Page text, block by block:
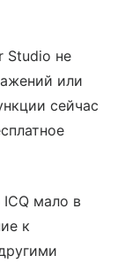
Studio не
или
сейчас
мало в
к